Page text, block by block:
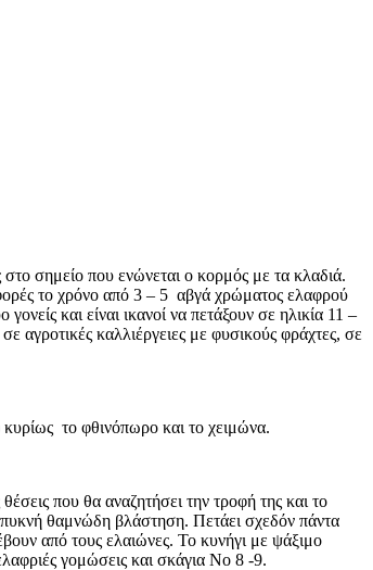
σημείο που ενώνεται ο κορμός με τα κλαδιά.
το χρόνο από 3 – 5 αβγά χρώματος ελαφρού
και είναι ικανοί να πετάξουν σε ηλικία 11 –
αγροτικές καλλιέργειες με φυσικούς φράχτες, σε
το φθινόπωρο και το χειμώνα.
που θα αναζητήσει την τροφή της και το
πυκνή θαμνώδη βλάστηση. Πετάει σχεδόν πάντα
από τους ελαιώνες. Το κυνήγι με ψάξιμο
γομώσεις και σκάγια Νο 8 -9.